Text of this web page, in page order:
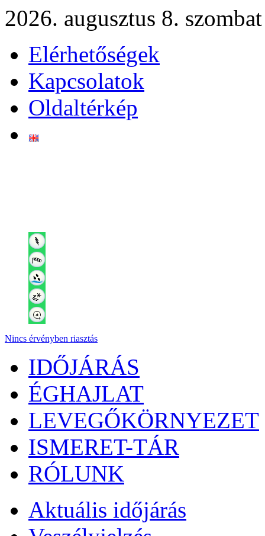
2026. augusztus 8. szombat
Elérhetőségek
Kapcsolatok
Oldaltérkép
Nincs érvényben riasztás
IDŐJÁRÁS
ÉGHAJLAT
LEVEGŐKÖRNYEZET
ISMERET-TÁR
RÓLUNK
Aktuális időjárás